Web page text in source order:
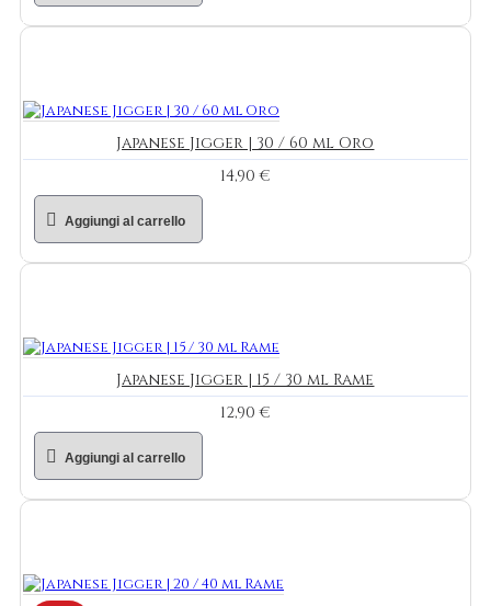
Japanese Jigger | 30 / 60 ml Oro
14,90 €
Aggiungi al carrello
Japanese Jigger | 15 / 30 ml Rame
12,90 €
Aggiungi al carrello